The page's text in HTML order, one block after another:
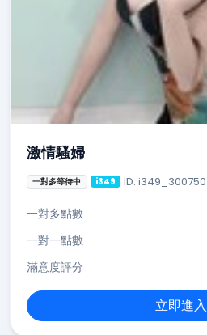
激情騷婦
一對多等待中 i349 ID: i349_300750
一對多點數
一對一點數
滿意度評分
立即進入